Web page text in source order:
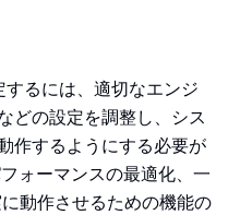
するには、適切なエンジ
どの設定を調整し、シス
作するようにする必要が
ォーマンスの最適化、一
動作させるための機能の